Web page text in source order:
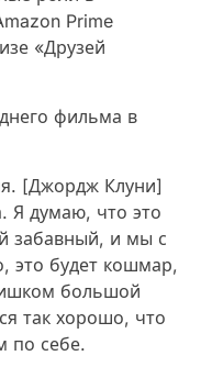
Prime
«Друзей
фильма в
[Джордж Клуни]
Я думаю, что это
забавный, и мы с
это будет кошмар,
большой
так хорошо, что
по себе.